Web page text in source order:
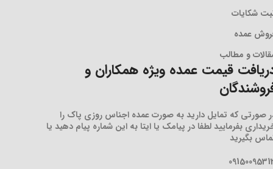
شکایات
عمده
و مطالب
قیمت عمده ویژه همکاران و
صورتی که تمایل دارید به صورت عمده اجناس روزی پاک را
بفرمایید لطفا در پیامک یا ایتا به این شماره پیام دهید یا
بگیرید